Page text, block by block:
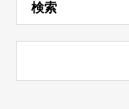
検索